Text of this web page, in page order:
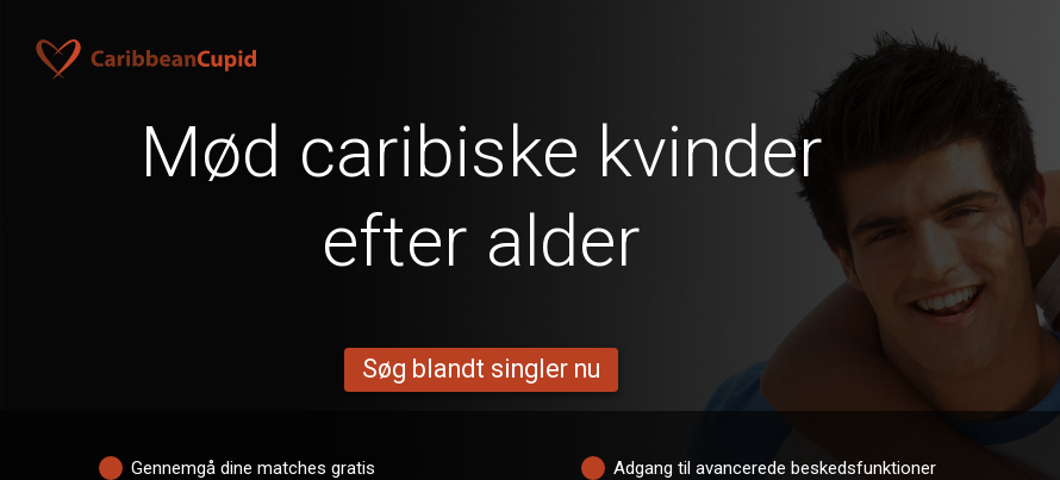
Mød caribiske kvinder
efter alder
Søg blandt singler nu
Gennemgå dine matches gratis Adgang til avancerede beskedsfunktioner